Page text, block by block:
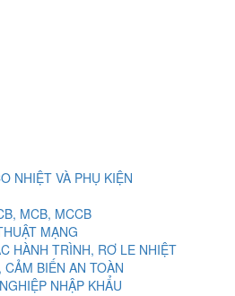
NHIỆT VÀ PHỤ KIỆN
MCB, MCCB
MẠNG
HÀNH TRÌNH, RƠ LE NHIỆT
BIẾN AN TOÀN
NHẬP KHẨU